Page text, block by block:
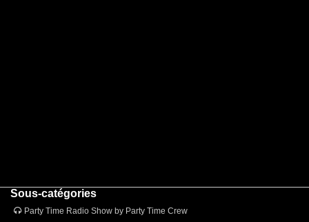
Sous-catégories
Party Time Radio Show by Party Time Crew